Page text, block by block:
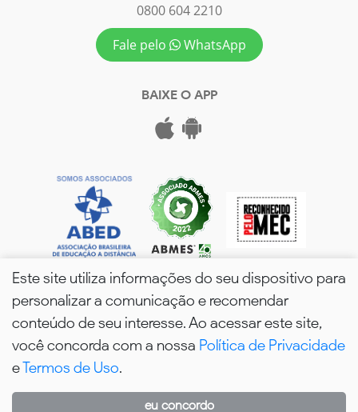
0800 604 2210
Fale pelo
WhatsApp
BAIXE O APP
wPós - 2026. Todos os Direitos Reservados.
Este site utiliza informações do seu dispositivo para
personalizar a comunicação e recomendar
conteúdo de seu interesse. Ao acessar este site,
você concorda com a nossa Política de Privacidade
eTermos de Uso.
eu concordo